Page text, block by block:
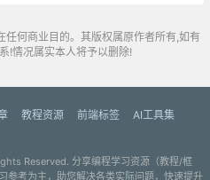
何商业目的。其版权属原作者所有,如有
!情况属实本人将予以删除!
教程资源 前端标签
AI工具集